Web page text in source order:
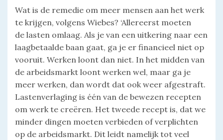
Wat is de remedie om meer mensen aan het werk
te krijgen, volgens Wiebes? ‘Allereerst moeten
de lasten omlaag. Als je van een uitkering naar een
laagbetaalde baan gaat, ga je er financieel niet op
vooruit. Werken loont dan niet. In het midden van
de arbeidsmarkt loont werken wel, maar ga je
meer werken, dan wordt dat ook weer afgestraft.
Lastenverlaging is één van de bewezen recepten
om werk te creëren. Het tweede recept is, dat we
minder dingen moeten verbieden of verplichten
op de arbeidsmarkt. Dit leidt namelijk tot veel